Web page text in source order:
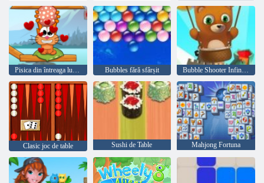
Pisica din întreaga lume - Alpine Lakes Bubbles fără sfârșit Bubble Shooter Infinitului
Clasic joc de table Sushi de Table Mahjong Fortuna